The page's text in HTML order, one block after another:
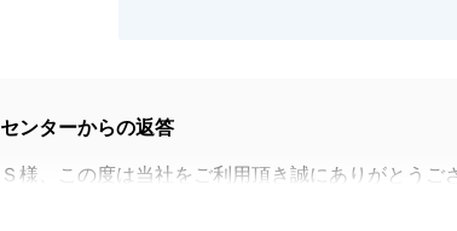
センターからの返答
Ｓ様、この度は当社をご利用頂き誠にありがとうご